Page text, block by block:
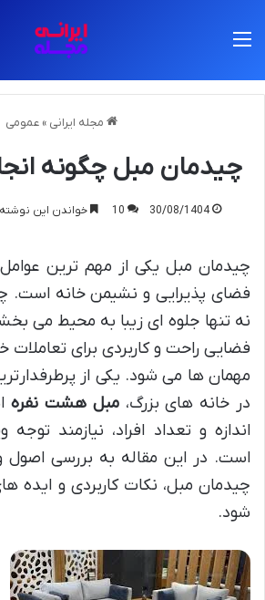
مجله ایرانی » عمومی
چیدمان مبل چگونه
30/08/1404
10 خواندن این نوشته 5 دقیقه زمان می برد
چیدمان مبل یکی از مهم ترین عوامل
فضای پذیرایی و نشیمن خانه است.
نه تنها جلوه ای زیبا به محیط می
فضایی راحت و کاربردی برای تعاملات
مهمان ها می شود. یکی از
در خانه های بزرگ،مبل هشت نفره
اندازه و تعداد افراد، نیازمند
است. در این مقاله به بررسی
چیدمان مبل، نکات کاربردی و ایده
شود.